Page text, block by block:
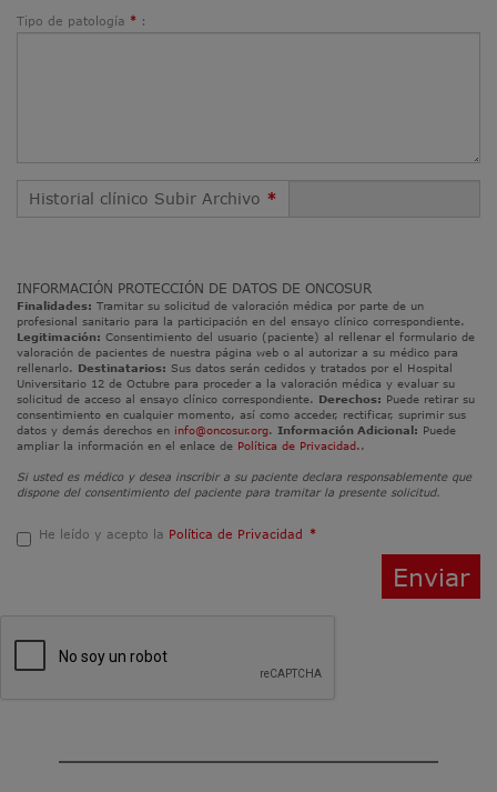
Tipo de patología * :
Historial clínico Subir Archivo *
INFORMACIÓN PROTECCIÓN DE DATOS DE ONCOSUR
Finalidades: Tramitar su solicitud de valoración médica por parte de un
profesional sanitario para la participación en del ensayo clínico correspondiente.
Legitimación: Consentimiento del usuario (paciente) al rellenar el formulario de
valoración de pacientes de nuestra página web o al autorizar a su médico para
rellenarlo. Destinatarios: Sus datos serán cedidos y tratados por el Hospital
Universitario 12 de Octubre para proceder a la valoración médica y evaluar su
solicitud de acceso al ensayo clínico correspondiente. Derechos: Puede retirar su
consentimiento en cualquier momento, así como acceder, rectificar, suprimir sus
datos y demás derechos en info@oncosur.org. Información Adicional: Puede
ampliar la información en el enlace de Política de Privacidad..
Si usted es médico y desea inscribir a su paciente declara responsablemente que
dispone del consentimiento del paciente para tramitar la presente solicitud.
He leído y acepto la Política de Privacidad *
Enviar